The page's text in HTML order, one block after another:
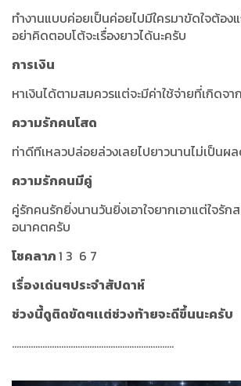
ทำงานแบบค่อยเป็นค่อยไปมีใครมาขัดใจต้อ
อย่าคิดตอบโต้จะเรื่องยาวได้นะครับ
การเงิน
หาเงินได้ตามสมควรแต่จะมีค่าใช้จ่ายที่เกิดจา
ความรักคนโสด
ท่าดีทีเหลวปล่อยล่วงเลยไปยาวนานไม่เป็นผ
ความรักคนมีคู่
คู่รักคนรักยิ่งนานวันยิ่งเอาใจยากเอาแต่ใจรั
อนาคตครับ
โชคลาภ1 3 6 7
เรื่องเด่นๆประจำสัปดาห์
ช่วงนี้ดูติดขัดๆเเต่ช่วงท้ายจะดีขึ้นนะครับ
.....................................................................